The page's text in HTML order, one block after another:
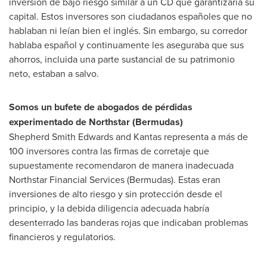
capital. Estos inversores son ciudadanos españoles que no
hablaban ni leían bien el inglés. Sin embargo, su corredor
hablaba español y continuamente les aseguraba que sus
ahorros, incluida una parte sustancial de su patrimonio
neto, estaban a salvo.
Somos un bufete de abogados de pérdidas
experimentado de Northstar (Bermudas)
Shepherd Smith Edwards and Kantas representa a más de
100 inversores contra las firmas de corretaje que
supuestamente recomendaron de manera inadecuada
Northstar Financial Services (Bermudas). Estas eran
inversiones de alto riesgo y sin protección desde el
principio, y la debida diligencia adecuada habría
desenterrado las banderas rojas que indicaban problemas
financieros y regulatorios.